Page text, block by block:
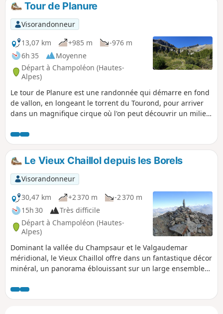
Tour de Planure
Visorandonneur
13,07 km
+985 m
-976 m
6h 35
Moyenne
Départ à Champoléon (Hautes-
Alpes)
Le tour de Planure est une randonnée qui démarre en fond
de vallon, en longeant le torrent du Tourond, pour arriver
dans un magnifique cirque où l'on peut découvrir un milieu
Le Vieux Chaillol depuis les Borels
Visorandonneur
30,47 km
+2 370 m
-2 370 m
15h 30
Très difficile
Départ à Champoléon (Hautes-
Alpes)
Dominant la vallée du Champsaur et le Valgaudemar
méridional, le Vieux Chaillol offre dans un fantastique décor
minéral, un panorama éblouissant sur un large ensemble
jusqu'au Mont Ventoux et la montagne de Lure. L'ascension
au Col de Côte Longue, est réalisée par l'Est au départ de la